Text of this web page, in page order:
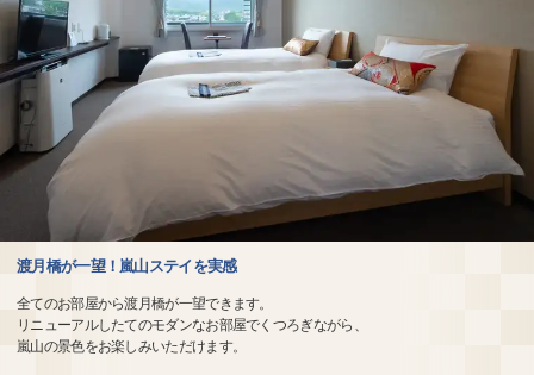
渡月橋が一望！嵐山ステイを実感
全てのお部屋から渡月橋が一望できます。
リニューアルしたてのモダンなお部屋でくつろぎながら、
嵐山の景色をお楽しみいただけます。